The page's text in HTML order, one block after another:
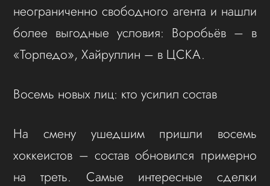
неограниченно свободного агента и нашли
более выгодные условия: Воробьёв – в
«Торпедо», Хайруллин – в ЦСКА.
Восемь новых лиц: кто усилил состав
На смену ушедшим пришли восемь
хоккеистов – состав обновился примерно
на треть. Самые интересные сделки